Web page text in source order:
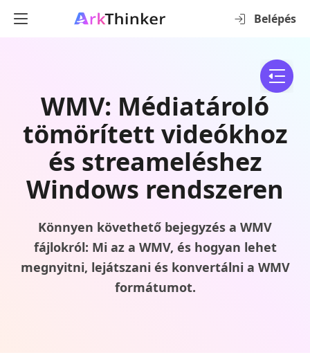
Belépés
WMV: Médiatároló
tömörített videókhoz
és streameléshez
Windows rendszeren
Könnyen követhető bejegyzés a WMV
fájlokról: Mi az a WMV, és hogyan lehet
megnyitni, lejátszani és konvertálni a WMV
formátumot.